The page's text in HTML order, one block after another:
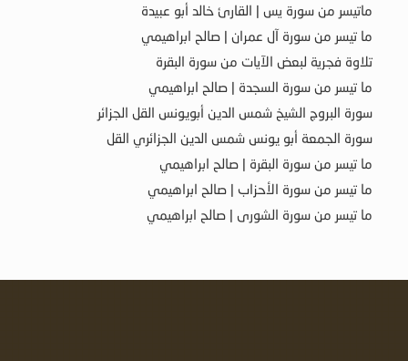
ماتيسر من سورة يس | القارئ خالد أبو عبيدة
ما تيسر من سورة آل عمران | صالح ابراهيمي
تلاوة فجرية لبعض الآيات من سورة البقرة
ما تيسر من سورة السجدة | صالح ابراهيمي
سورة البروج الشيخ شمس الدين أبويونس القل الجزائر
سورة الجمعة أبو يونس شمس الدين الجزائري القل
ما تيسر من سورة البقرة | صالح ابراهيمي
ما تيسر من سورة الأحزاب | صالح ابراهيمي
ما تيسر من سورة الشورى | صالح ابراهيمي